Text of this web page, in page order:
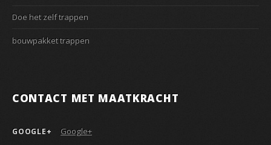
Doe het zelf trappen
bouwpakket trappen
CONTACT MET MAATKRACHT
GOOGLE+ Google+